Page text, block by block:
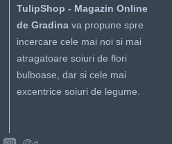
TulipShop - Magazin Online
de Gradinava propune spre
incercare cele mai noi si mai
atragatoare soiuri de flori
bulboase, dar si cele mai
excentrice soiuri de legume.